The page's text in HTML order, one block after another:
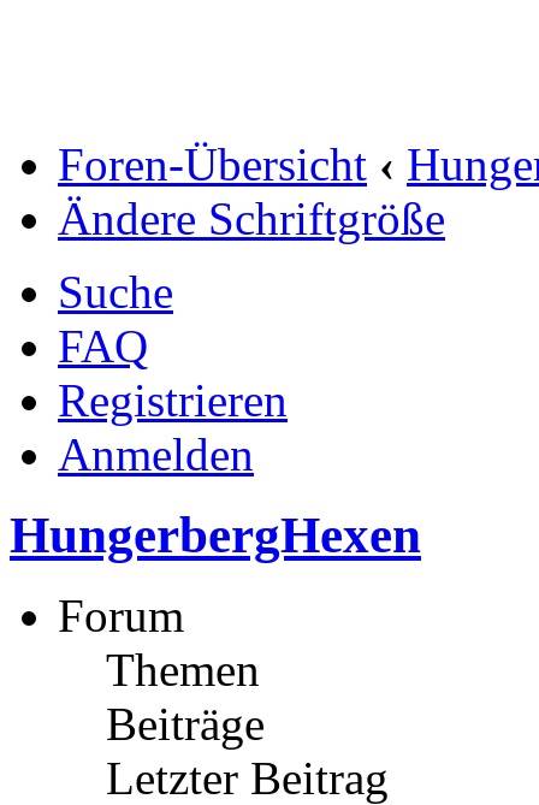
Foren-Übersicht ‹
Ändere Schriftgröße
Suche
FAQ
Registrieren
Anmelden
HungerbergHexen
Forum
Themen
Beiträge
Letzter Beitrag